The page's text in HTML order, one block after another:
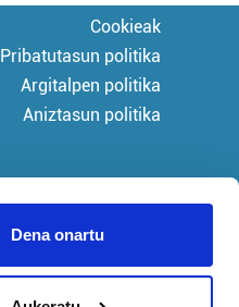
Dena onartu
Cookieak
Pribatutasun politika
Argitalpen politika
Aniztasun politika